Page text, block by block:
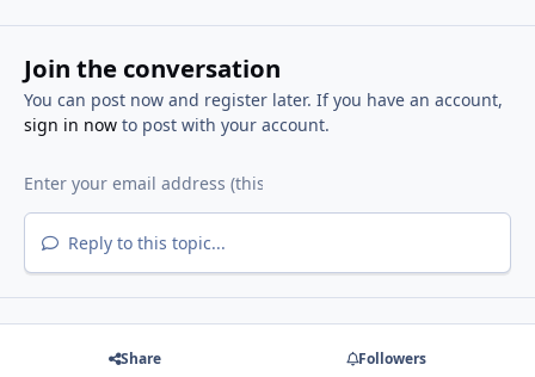
Join the conversation
You can post now and register later. If you have an account,
sign in nowto post with your account.
Reply to this topic...
Share Followers